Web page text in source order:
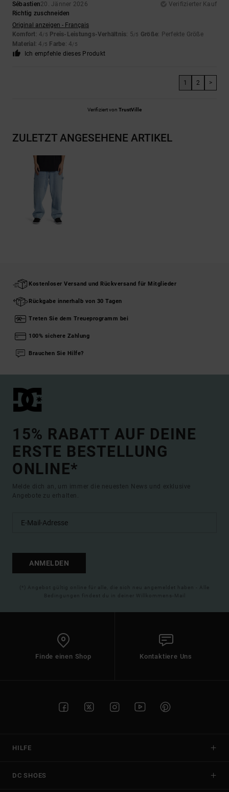
Sébastien20. Jänner 2026
Verifizierter Kauf
Richtig zuschneiden
Original anzeigen - Français
Komfort: 4/5 Preis-Leistungs-Verhältnis: 5/5 Größe: Perfekte Größe
Material : 4 /5 Farbe: 4/5
Ich empfehle dieses Produkt
1 2 >
Verifiziert von TrustVille
ZULETZT ANGESEHENE ARTIKEL
Kostenloser Versand und Rückversand für Mitglieder
Rückgabe innerhalb von 30 Tagen
Treten Sie dem Treueprogramm bei
100% sichere Zahlung
Brauchen Sie Hilfe?
15% RABATT AUF DEINE
ERSTE BESTELLUNG
ONLINE*
Melde dich an, um immer die neuesten News und exklusive
Angebote zu erhalten.
ANMELDEN
(*) Angebot gültig online für alle, die sich neu angemeldet haben - Alle
Bedingungen findest du in deiner Willkommens-Mail
Finde einen Shop Kontaktiere Uns
HILFE
DC SHOES